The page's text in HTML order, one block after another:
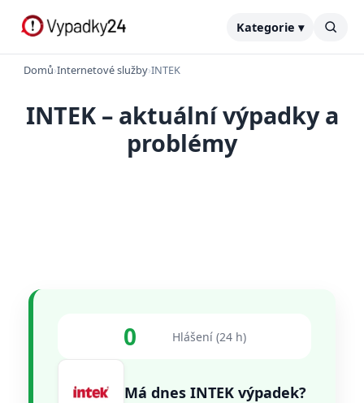
Kategorie ▾
Domů›Internetové služby›INTEK
INTEK – aktuální výpadky a
problémy
0 Hlášení (24 h)
Má dnes INTEK výpadek?